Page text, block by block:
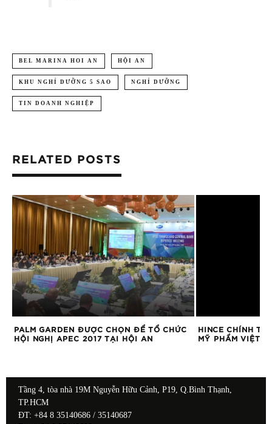
BEL MARINA HOI AN HỘI AN
KHU NGHỈ DƯỠNG 5 SAO NGHỈ DƯỠNG
TIN DOANH NGHIỆP
RELATED POSTS
PALM GARDEN ĐƯỢC CHỌN ĐỂ TỔ CHỨC
HỘI NGHỊ APEC 2017 TẠI HỘI AN
HINCE CHÍNH
MỸ PHẨM VIỆT
Tầng 4, tòa nhà 19M Nguyễn Hữu Cảnh, P19, Q.Bình Thạnh,
TP.HCM
ĐT: +84 8 35140686 / 35140687